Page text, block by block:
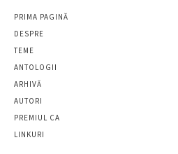
PRIMA PAGINĂ
DESPRE
TEME
ANTOLOGII
ARHIVĂ
AUTORI
PREMIUL CA
LINKURI